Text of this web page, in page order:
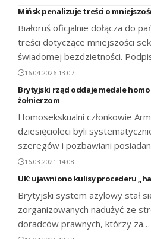
Mińsk penalizuje treści o
Białoruś oficjalnie dołącza do
treści dotyczące mniejszości
świadomej bezdzietności.
16.04.2026 13:07
Brytyjski rząd oddaje medale
żołnierzom
Homosekskualni członkowie
dziesięcioleci byli
szeregów i pozbawiani
16.03.2021 14:08
UK: ujawniono kulisy procederu
Brytyjski system azylowy stał
zorganizowanych nadużyć ze
doradców prawnych, którzy za…